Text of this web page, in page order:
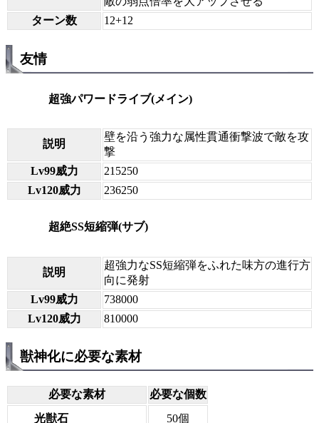
ターン数
12+12
友情
超強パワードライブ(メイン)
説明
壁を沿う強力な属性貫通衝撃波で敵を攻
撃
Lv99威力
215250
Lv120威力
236250
超絶SS短縮弾(サブ)
説明
超強力なSS短縮弾をふれた味方の進行方
向に発射
Lv99威力
738000
Lv120威力
810000
獣神化に必要な素材
必要な素材
必要な個数
光獣石
50個